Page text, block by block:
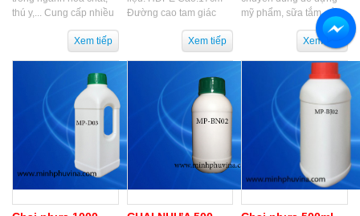
thú y,... Cung cấp nhiều
hủ nhựa, can nhựa mẫu
Đường cao tam giác
Phi nắp: 3,9cm
mỹ phẩm, sữa tắm, dầu
chén,...với nhiều dung
tích và mẫu mã...